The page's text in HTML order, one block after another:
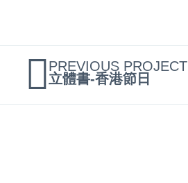
PREVIOUS PROJECT
立體書-香港節日